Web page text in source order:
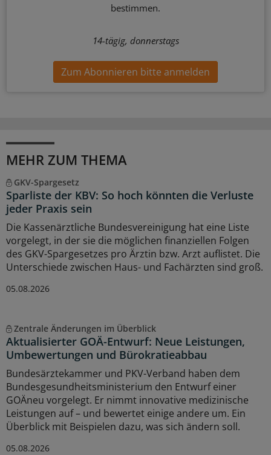
bestimmen.
14-tägig, donnerstags
Zum Abonnieren bitte anmelden
MEHR ZUM THEMA
GKV-Spargesetz
Sparliste der KBV: So hoch könnten die Verluste
jeder Praxis sein
Die Kassenärztliche Bundesvereinigung hat eine Liste
vorgelegt, in der sie die möglichen finanziellen Folgen
des GKV-Spargesetzes pro Ärztin bzw. Arzt auflistet. Die
Unterschiede zwischen Haus- und Fachärzten sind groß.
05.08.2026
Zentrale Änderungen im Überblick
Aktualisierter GOÄ-Entwurf: Neue Leistungen,
Umbewertungen und Bürokratieabbau
Bundesärztekammer und PKV-Verband haben dem
Bundesgesundheitsministerium den Entwurf einer
GOÄneu vorgelegt. Er nimmt innovative medizinische
Leistungen auf – und bewertet einige andere um. Ein
Überblick mit Beispielen dazu, was sich ändern soll.
05.08.2026